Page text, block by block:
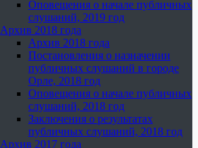
Оповещения о начале публичных
слушаний, 2019 год
Архив 2018 года
Архив 2018 года
Постановления о назначении
публичных слушаний в городе
Орле, 2018 год
Оповещения о начале публичных
слушаний, 2018 год
Заключения о результатах
публичных слушаний, 2018 год
Архив 2017 года